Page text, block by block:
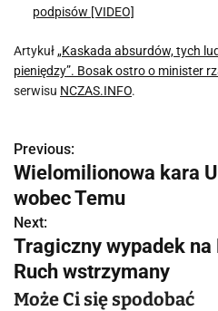
podpisów [VIDEO]
Artykuł„Kaskada absurdów, tych
pieniędzy”. Bosak ostro o minister
serwisu NCZAS.INFO.
N
a
w
i
g
Previous:
Wielomilionowa kara
wobec Temu
Next:
Tragiczny wypadek na
Ruch wstrzymany
Może Ci się spodobać